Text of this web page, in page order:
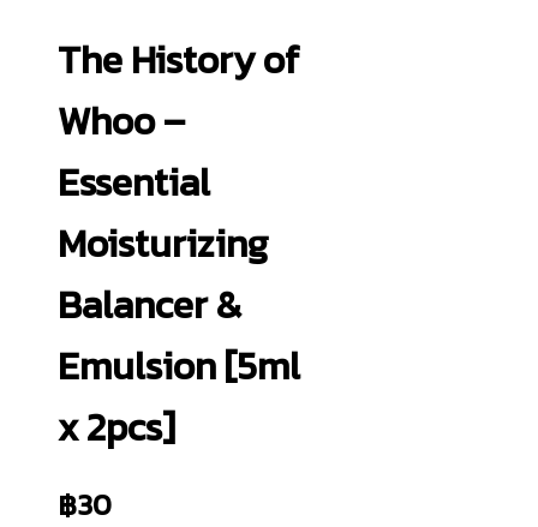
The History of
Whoo –
Essential
Moisturizing
Balancer &
Emulsion [5ml
x 2pcs]
฿30